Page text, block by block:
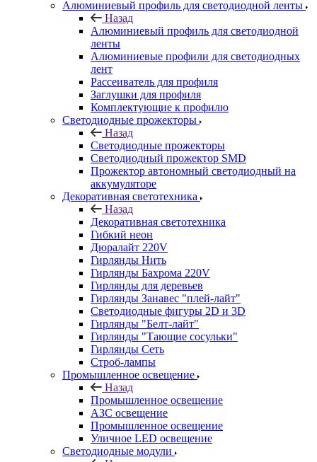
Алюминиевый профиль для светодиодной ленты
Назад
Алюминиевый профиль для светодиодной
ленты
Алюминиевые профили для светодиодных
лент
Рассеиватель для профиля
Заглушки для профиля
Комплектующие к профилю
Светодиодные прожекторы
Назад
Светодиодные прожекторы
Светодиодный прожектор SMD
Прожектор автономный светодиодный на
аккумуляторе
Декоративная светотехника
Назад
Декоративная светотехника
Гибкий неон
Дюралайт 220V
Гирлянды Нить
Гирлянды Бахрома 220V
Гирлянды для деревьев
Гирлянды Занавес "плей-лайт"
Светодиодные фигуры 2D и 3D
Гирлянды "Белт-лайт"
Гирлянды "Тающие сосульки"
Гирлянды Сеть
Строб-лампы
Промышленное освещение
Назад
Промышленное освещение
АЗС освещение
Промышленное освещение
Уличное LED освещение
Светодиодные модули